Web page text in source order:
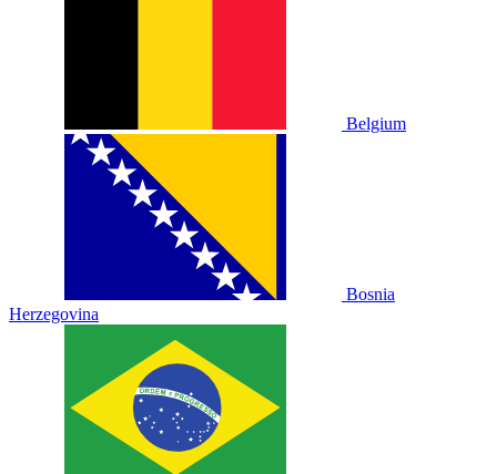
Belgium
Bosnia
Herzegovina